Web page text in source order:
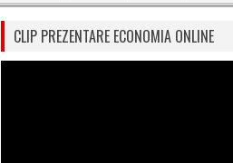
CLIP PREZENTARE ECONOMIA ONLINE